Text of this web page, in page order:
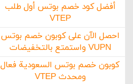
أفضل كود خصم بوتس أول طلب
VTEP
احصل الآن على كوبون خصم بوتس
VUPN واستمتع بالتخفيضات
كوبون خصم بوتس السعودية فعال
ومحدث VTEP